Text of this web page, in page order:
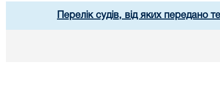
Перелік судів, від яких передано